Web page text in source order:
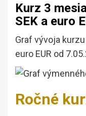
Kurz 3
SEK a euro
Graf vývoja
euro EUR od
Ročné